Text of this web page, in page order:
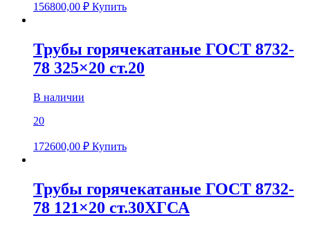
156800,00 ₽ Купить
Трубы горячекатаные ГОСТ 8732-
78 325×20 ст.20
В наличии
20
172600,00 ₽ Купить
Трубы горячекатаные ГОСТ 8732-
78 121×20 ст.30ХГСА